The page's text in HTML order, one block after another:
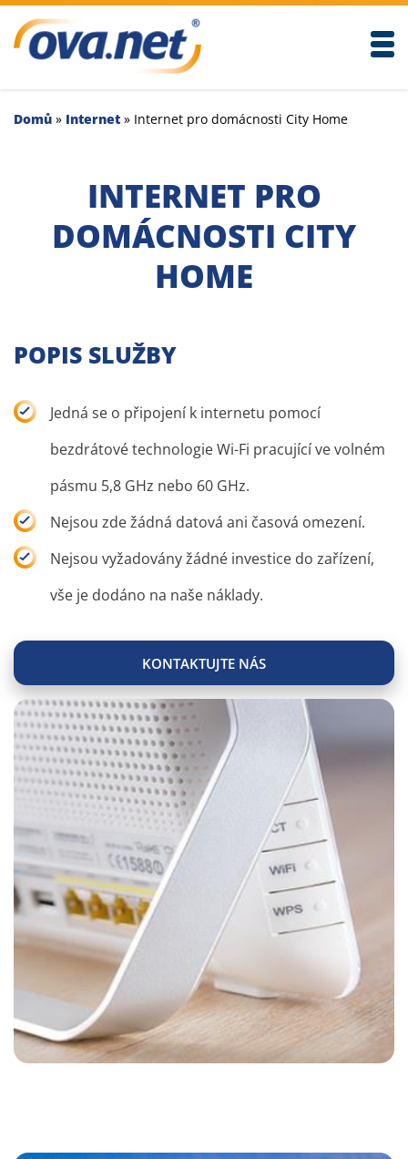
Domů » Internet » Internet pro domácnosti City Home
INTERNET PRO
DOMÁCNOSTI CITY
HOME
POPIS SLUŽBY
Jedná se o připojení k internetu pomocí
bezdrátové technologie Wi-Fi pracující ve volném
pásmu 5,8 GHz nebo 60 GHz.
Nejsou zde žádná datová ani časová omezení.
Nejsou vyžadovány žádné investice do zařízení,
vše je dodáno na naše náklady.
KONTAKTUJTE NÁS